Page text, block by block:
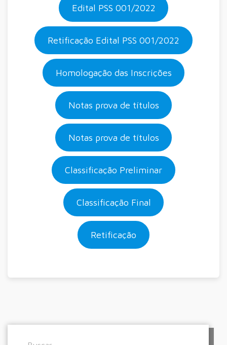
Edital PSS 001/2022
Retificação Edital PSS 001/2022
Homologação das Inscrições
Notas prova de títulos
Notas prova de títulos
Classificação Preliminar
Classificação Final
Retificação